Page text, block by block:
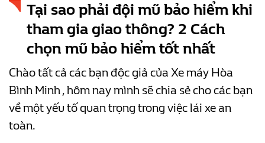
Tại sao phải đội mũ bảo hiểm khi
tham gia giao thông? 2 Cách
chọn mũ bảo hiểm tốt nhất
Chào tất cả các bạn độc giả của Xe máy Hòa
Bình Minh , hôm nay mình sẽ chia sẻ cho các bạn
về một yếu tố quan trọng trong việc lái xe an
toàn.